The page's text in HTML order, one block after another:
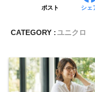
ポスト シェ
CATEGORY :ユニクロ